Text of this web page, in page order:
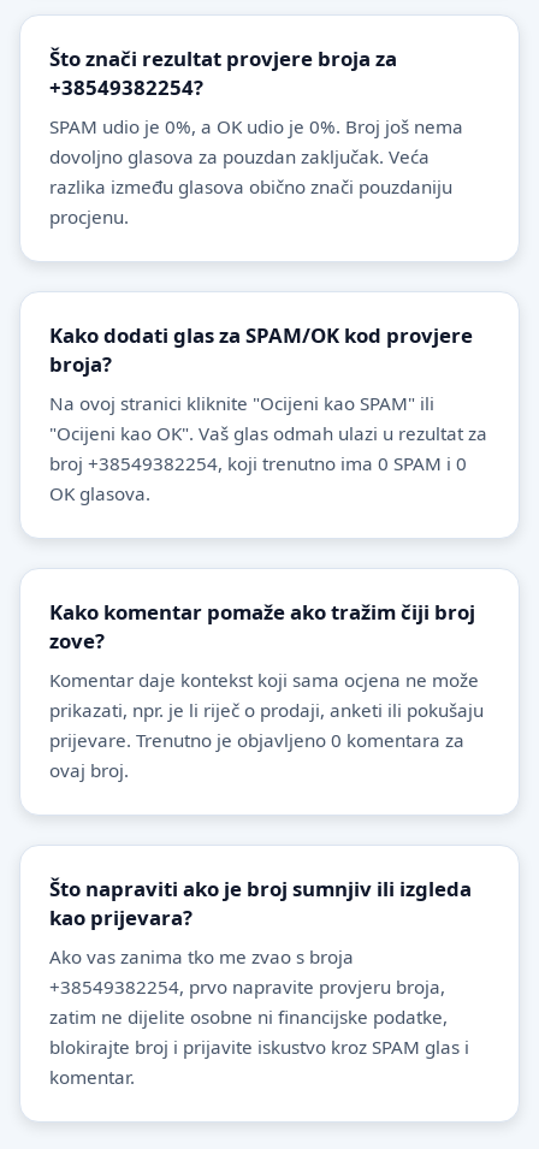
Što znači rezultat provjere broja za
+38549382254?
SPAM udio je 0%, a OK udio je 0%. Broj još nema
dovoljno glasova za pouzdan zaključak. Veća
razlika između glasova obično znači pouzdaniju
procjenu.
Kako dodati glas za SPAM/OK kod provjere
broja?
Na ovoj stranici kliknite "Ocijeni kao SPAM" ili
"Ocijeni kao OK". Vaš glas odmah ulazi u rezultat za
broj +38549382254, koji trenutno ima 0 SPAM i 0
OK glasova.
Kako komentar pomaže ako tražim čiji broj
zove?
Komentar daje kontekst koji sama ocjena ne može
prikazati, npr. je li riječ o prodaji, anketi ili pokušaju
prijevare. Trenutno je objavljeno 0 komentara za
ovaj broj.
Što napraviti ako je broj sumnjiv ili izgleda
kao prijevara?
Ako vas zanima tko me zvao s broja
+38549382254, prvo napravite provjeru broja,
zatim ne dijelite osobne ni financijske podatke,
blokirajte broj i prijavite iskustvo kroz SPAM glas i
komentar.